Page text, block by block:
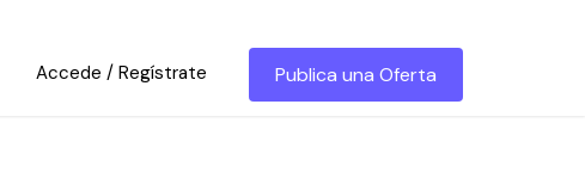
Accede / Regístrate Publica una Oferta